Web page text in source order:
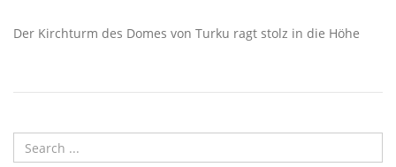
Der Kirchturm des Domes von Turku ragt stolz in die Höhe